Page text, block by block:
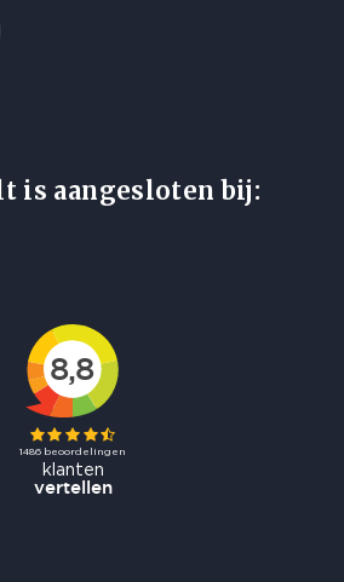
is aangesloten bij: